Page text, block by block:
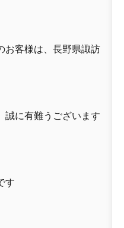
お客様は、長野県諏訪
誠に有難うございます
す